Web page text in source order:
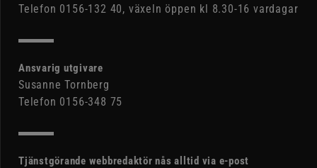
Telefon 0156-132 40, växeln öppen kl 8.30-16 vardagar
Ansvarig utgivare
Susanne Tornberg
Telefon 0156-348 75
Tjänstgörande webbredaktör nås alltid via e-post